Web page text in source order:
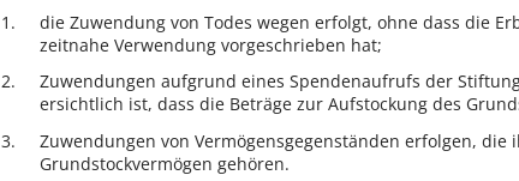
die Zuwendung von Todes wegen erfolgt, ohne dass die
zeitnahe Verwendung vorgeschrieben hat;
Zuwendungen aufgrund eines Spendenaufrufs der
ersichtlich ist, dass die Beträge zur Aufstockung des
Zuwendungen von Vermögensgegenständen erfolgen, die
Grundstockvermögen gehören.